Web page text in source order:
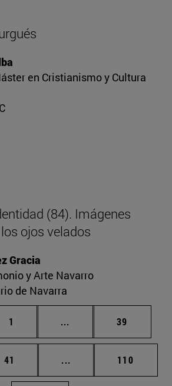
en Cristianismo y Cultura
(84). Imágenes
ojos velados
Gracia
y Arte Navarro
de Navarra
Página
1 ... Páginas intermedias
Página
39
Página
41 ... Páginas intermedias
Página
110